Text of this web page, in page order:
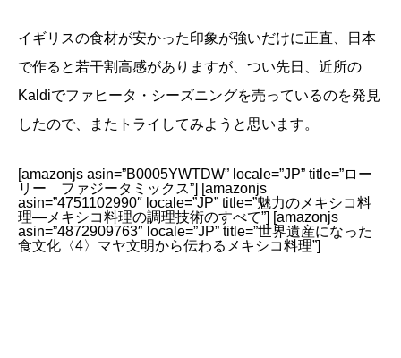
イギリスの食材が安かった印象が強いだけに正直、日本
で作ると若干割高感がありますが、つい先日、近所の
Kaldiでファヒータ・シーズニングを売っているのを発見
したので、またトライしてみようと思います。
[amazonjs asin=”B0005YWTDW” locale=”JP” title=”ロー
リー ファジータミックス”] [amazonjs
asin=”4751102990″ locale=”JP” title=”魅力のメキシコ料
理―メキシコ料理の調理技術のすべて”] [amazonjs
asin=”4872909763″ locale=”JP” title=”世界遺産になった
食文化〈4〉マヤ文明から伝わるメキシコ料理”]